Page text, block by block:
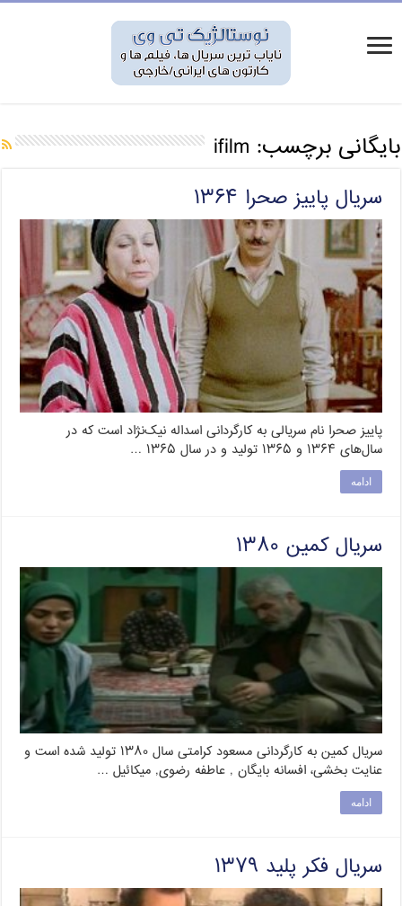
بایگانی برچسب: ifilm
سریال پاییز صحرا ۱۳۶۴
پاییز صحرا نام سریالی به کارگردانی اسداله نیک‌نژاد است که در
سال‌های ۱۳۶۴‏ و ۱۳۶۵‏ تولید و در سال ۱۳۶۵ …
ادامه
سریال کمین ۱۳۸۰
سریال کمین به کارگردانی مسعود کرامتی سال ۱۳۸۰ تولید شده است و
عنایت بخشی، افسانه بایگان , عاطفه رضوی, میکائیل …
ادامه
سریال فکر پلید ۱۳۷۹